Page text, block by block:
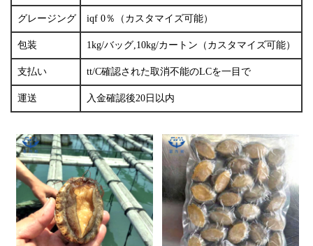
グレージング iqf 0％（カスタマイズ可能）
包装 1kg/バッグ,10kg/カートン（カスタマイズ可能）
支払い tt/С確認された取消不能のLCを一目で
運送 入金確認後20日以内